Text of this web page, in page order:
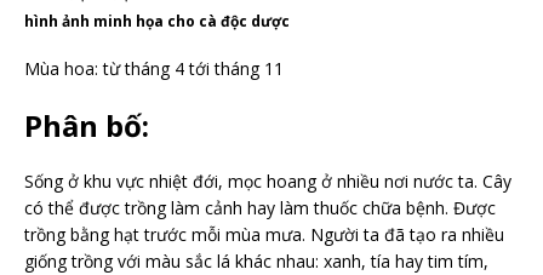
hình ảnh minh họa cho cà độc dược
Mùa hoa: từ tháng 4 tới tháng 11
Phân bố:
Sống ở khu vực nhiệt đới, mọc hoang ở nhiều nơi nước ta. Cây
có thể được trồng làm cảnh hay làm thuốc chữa bệnh. Được
trồng bằng hạt trước mỗi mùa mưa. Người ta đã tạo ra nhiều
giống trồng với màu sắc lá khác nhau: xanh, tía hay tim tím,